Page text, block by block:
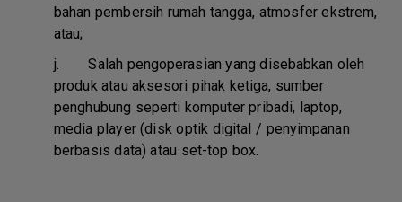
bahan pembersih rumah tangga, atmosfer ekstrem,
atau;
j.Salah pengoperasian yang disebabkan oleh
produk atau aksesori pihak ketiga, sumber
penghubung seperti komputer pribadi, laptop,
media player (disk optik digital / penyimpanan
berbasis data) atau set-top box.